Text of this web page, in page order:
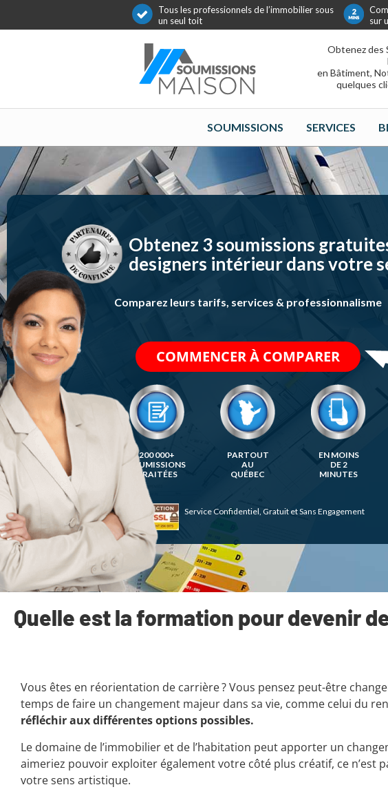
Tous les professionnels de l’immobilier sous
un seul toit
sur
Obtenez des
en Bâtiment,
quelques
SOUMISSIONS SERVICES
Obtenez 3 soumissions
designers intérieur dans votre
Comparez leurs tarifs, services & professionnalisme
200 000+
SOUMISSIONS
TRAITÉES
PARTOUT
AU
QUÉBEC
EN MOINS
DE 2
MINUTES
Service Confidentiel, Gratuit et Sans Engagement
Quelle est la formation pour devenir
Vous êtes en réorientation de carrière ? Vous pensez peut-être
temps de faire un changement majeur dans sa vie, comme celui du
réfléchir aux différentes options possibles.
Le domaine de l’immobilier et de l’habitation peut apporter un
aimeriez pouvoir exploiter également votre côté plus créatif, ce n’est
votre sens artistique.